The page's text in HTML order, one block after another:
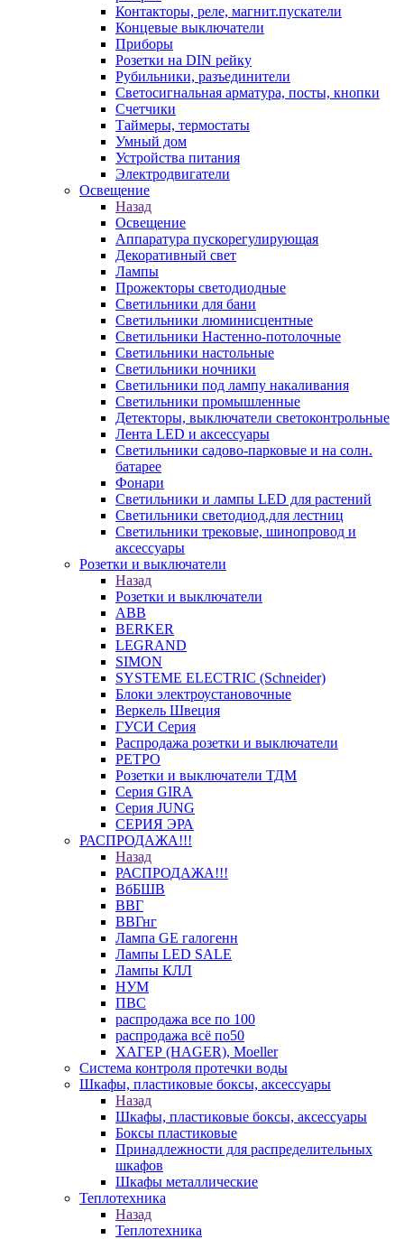
Контакторы, реле, магнит.пускатели
Концевые выключатели
Приборы
Розетки на DIN рейку
Рубильники, разъединители
Светосигнальная арматура, посты, кнопки
Счетчики
Таймеры, термостаты
Умный дом
Устройства питания
Электродвигатели
Освещение
Назад
Освещение
Аппаратура пускорегулирующая
Декоративный свет
Лампы
Прожекторы светодиодные
Светильники для бани
Светильники люминисцентные
Светильники Настенно-потолочные
Светильники настольные
Светильники ночники
Светильники под лампу накаливания
Светильники промышленные
Детекторы, выключатели светоконтрольные
Лента LED и аксессуары
Светильники садово-парковые и на солн.
батарее
Фонари
Светильники и лампы LED для растений
Светильники светодиод.для лестниц
Светильники трековые, шинопровод и
аксессуары
Розетки и выключатели
Назад
Розетки и выключатели
ABB
BERKER
LEGRAND
SIMON
SYSTEME ELECTRIC (Schneider)
Блоки электроустановочные
Веркель Швеция
ГУСИ Серия
Распродажа розетки и выключатели
РЕТРО
Розетки и выключатели ТДМ
Серия GIRA
Серия JUNG
СЕРИЯ ЭРА
РАСПРОДАЖА!!!
Назад
РАСПРОДАЖА!!!
ВбБШВ
ВВГ
ВВГнг
Лампа GE галогенн
Лампы LED SALE
Лампы КЛЛ
НУМ
ПВС
распродажа все по 100
распродажа всё по50
ХАГЕР (HAGER), Moeller
Система контроля протечки воды
Шкафы, пластиковые боксы, аксессуары
Назад
Шкафы, пластиковые боксы, аксессуары
Боксы пластиковые
Принадлежности для распределительных
шкафов
Шкафы металлические
Теплотехника
Назад
Теплотехника